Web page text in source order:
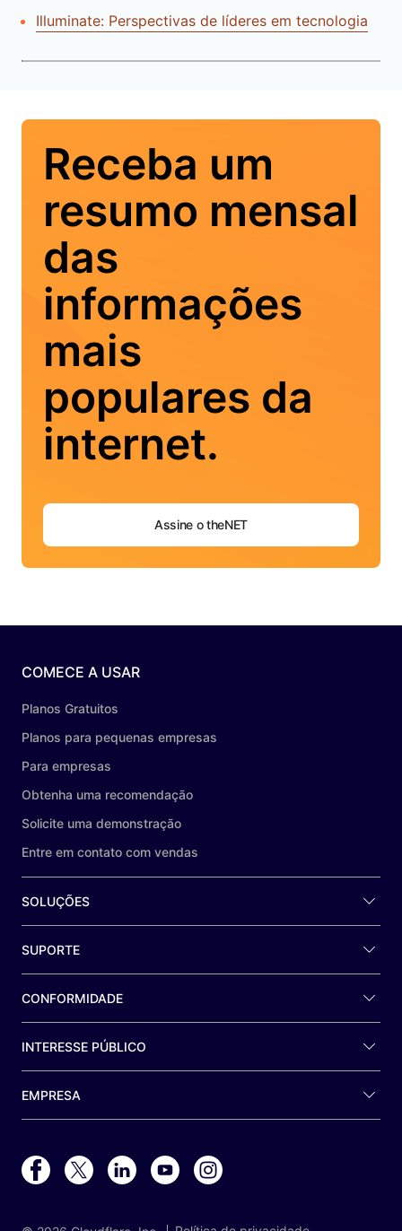
Illuminate: Perspectivas de líderes em tecnologia
Receba um
resumo mensal
das
informações
mais
populares da
internet.
Assine o theNET
COMECE A USAR
Planos Gratuitos
Planos para pequenas empresas
Para empresas
Obtenha uma recomendação
Solicite uma demonstração
Entre em contato com vendas
SOLUÇÕES
SUPORTE
CONFORMIDADE
INTERESSE PÚBLICO
EMPRESA